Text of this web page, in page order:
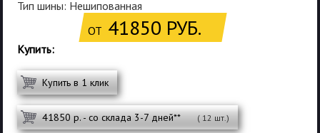
Тип шины: Нешипованная
ОТ 41850 РУБ.
Купить:
Купить в 1 клик
41850 р. - со склада 3-7 дней** ( 12 шт.)